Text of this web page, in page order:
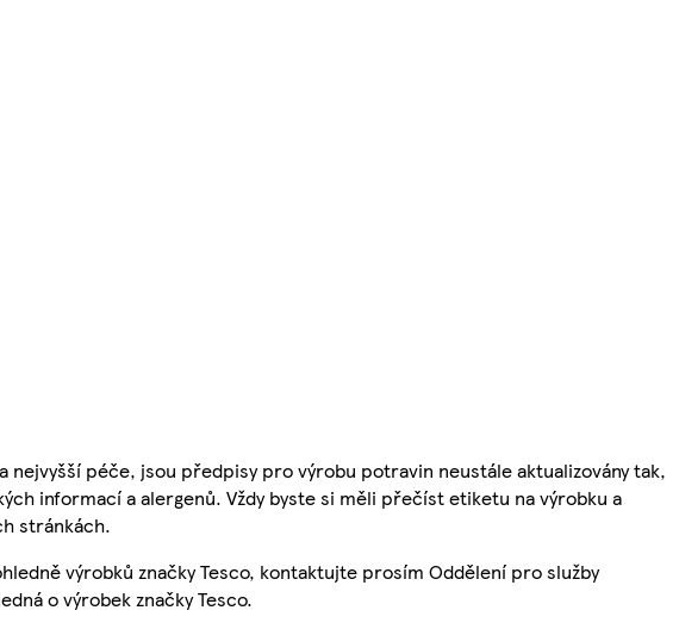
péče, jsou předpisy pro výrobu potravin neustále aktualizovány tak,
informací a alergenů. Vždy byste si měli přečíst etiketu na výrobku a
stránkách.
výrobků značky Tesco, kontaktujte prosím Oddělení pro služby
o výrobek značky Tesco.